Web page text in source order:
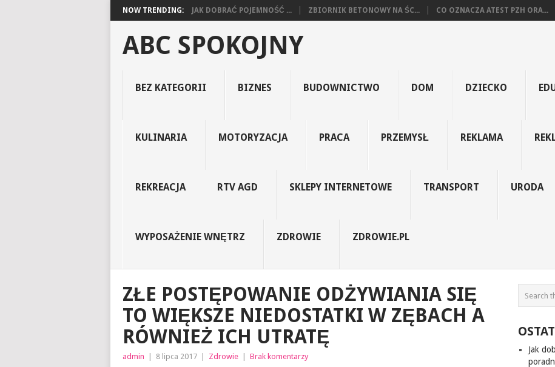
NOW TRENDING: JAK DOBRAĆ POJEMNOŚĆ ... ZBIORNIK BETONOWY NA ŚC... CO OZNACZA ATEST PZH ORA...
ABC SPOKOJNY
BEZ KATEGORII BIZNES BUDOWNICTWO DOM DZIECKO
KULINARIA MOTORYZACJA PRACA PRZEMYSŁ REKLAMA
REKREACJA RTV AGD SKLEPY INTERNETOWE TRANSPORT URODA
WYPOSAŻENIE WNĘTRZ ZDROWIE ZDROWIE.PL
ZŁE POSTĘPOWANIE ODŻYWIANIA SIĘ
TO WIĘKSZE NIEDOSTATKI W ZĘBACH A
RÓWNIEŻ ICH UTRATĘ
admin 8 lipca 2017 Zdrowie Brak komentarzy
Jak